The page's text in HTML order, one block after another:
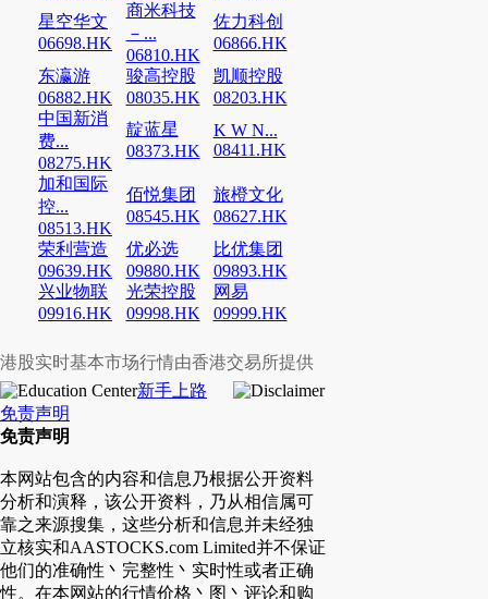
星空华文
06698.HK
商米科技
－...
06810.HK
佐力科创
06866.HK
东瀛游
06882.HK
骏高控股
08035.HK
凯顺控股
08203.HK
中国新消
费...
08275.HK
靛蓝星
08373.HK
K W N...
08411.HK
加和国际
控...
08513.HK
佰悦集团
08545.HK
旅橙文化
08627.HK
荣利营造
09639.HK
优必选
09880.HK
比优集团
09893.HK
兴业物联
09916.HK
光荣控股
09998.HK
网易
09999.HK
港股实时基本市场行情由香港交易所提供
新手上路
免责声明
免责声明
本网站包含的内容和信息乃根据公开资料
分析和演释，该公开资料，乃从相信属可
靠之来源搜集，这些分析和信息并未经独
立核实和AASTOCKS.com Limited并不保证
他们的准确性丶完整性丶实时性或者正确
性。在本网站的行情价格丶图丶评论和购